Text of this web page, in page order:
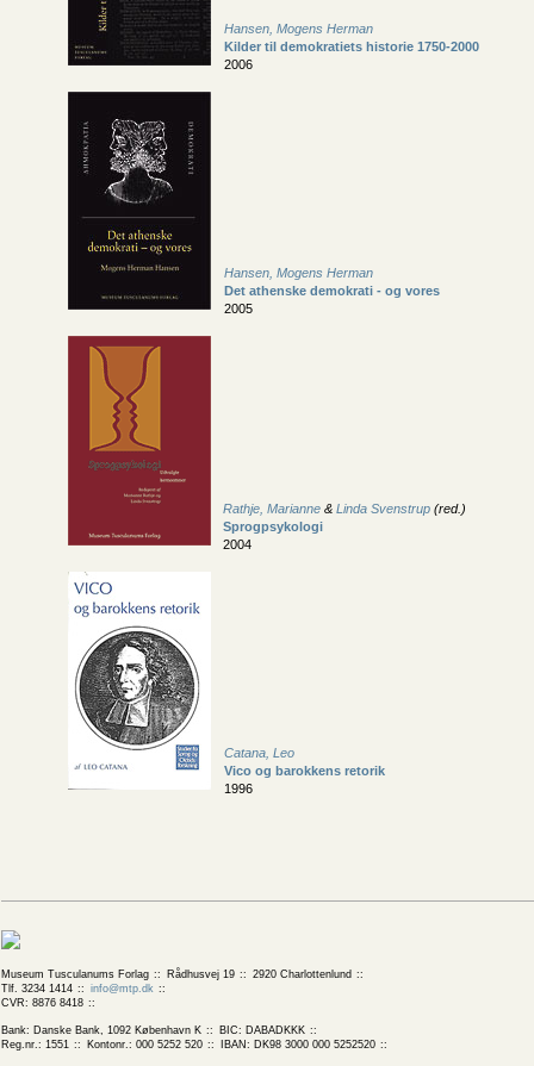
Hansen, Mogens Herman
Kilder til demokratiets historie 1750-2000
2006
Hansen, Mogens Herman
Det athenske demokrati - og vores
2005
Rathje, Marianne & Linda Svenstrup (red.)
Sprogpsykologi
2004
Catana, Leo
Vico og barokkens retorik
1996
Museum Tusculanums Forlag Rådhusvej 19
2920 Charlottenlund
Tlf. 3234 1414
info@mtp.dk
CVR: 8876 8418
Bank: Danske Bank, 1092 København K
BIC: DABADKKK
Reg.nr.: 1551
Kontonr.: 000 5252 520 IBAN: DK98 3000 000 5252520